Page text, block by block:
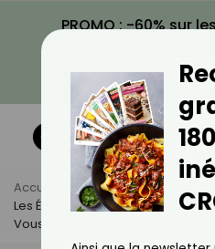
PROMO : -60% sur
VOIR
Accueil Actus
Bien-Être
Les Émotions Négatives Ne
Vous Faites Cette Erreur